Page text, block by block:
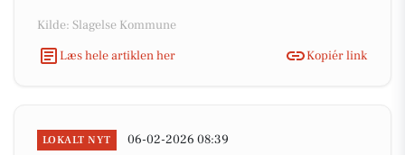
Kilde: Slagelse Kommune
Læs hele artiklen her
Kopiér link
LOKALT NYT 06-02-2026 08:39